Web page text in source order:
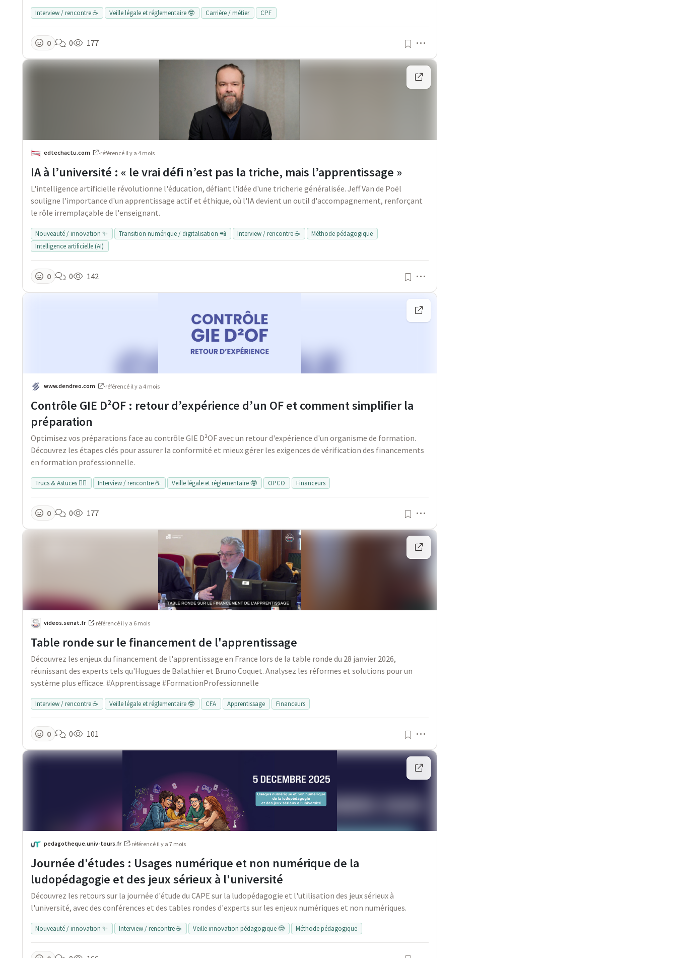
Interview / rencontre ☕ Veille légale et réglementaire 🤓 Carrière / métier CPF
0 0 177
edtechactu.com ·référencé il y a 4 mois
IA à l’université : « le vrai défi n’est pas la triche, mais l’apprentissage »
L'intelligence artificielle révolutionne l'éducation, défiant l'idée d'une tricherie généralisée. Jeff Van de Poël
souligne l'importance d'un apprentissage actif et éthique, où l'IA devient un outil d'accompagnement, renforçant
le rôle irremplaçable de l'enseignant.
Nouveauté / innovation ✨ Transition numérique / digitalisation 📲 Interview / rencontre ☕
Méthode pédagogique
Intelligence artificielle (AI)
0 0 142
www.dendreo.com ·référencé il y a 4 mois
Contrôle GIE D²OF : retour d’expérience d’un OF et comment simplifier la
préparation
Optimisez vos préparations face au contrôle GIE D²OF avec un retour d'expérience d'un organisme de formation.
Découvrez les étapes clés pour assurer la conformité et mieux gérer les exigences de vérification des financements
en formation professionnelle.
Trucs & Astuces 👍🏻 Interview / rencontre ☕ Veille légale et réglementaire 🤓 OPCO Financeurs
0 0 177
videos.senat.fr ·référencé il y a 6 mois
Table ronde sur le financement de l'apprentissage
Découvrez les enjeux du financement de l'apprentissage en France lors de la table ronde du 28 janvier 2026,
réunissant des experts tels qu'Hugues de Balathier et Bruno Coquet. Analysez les réformes et solutions pour un
système plus efficace. #Apprentissage #FormationProfessionnelle
Interview / rencontre ☕ Veille légale et réglementaire 🤓 CFA Apprentissage Financeurs
0 0 101
pedagotheque.univ-tours.fr ·référencé il y a 7 mois
Journée d'études : Usages numérique et non numérique de la
ludopédagogie et des jeux sérieux à l'université
Découvrez les retours sur la journée d'étude du CAPE sur la ludopédagogie et l'utilisation des jeux sérieux à
l'université, avec des conférences et des tables rondes d'experts sur les enjeux numériques et non numériques.
Nouveauté / innovation ✨ Interview / rencontre ☕ Veille innovation pédagogique 🤓 Méthode pédagogique